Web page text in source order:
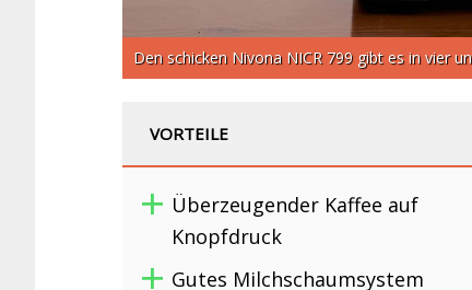
Den schicken Nivona NICR 799 gibt es in vier
VORTEILE
Überzeugender Kaffee auf
Knopfdruck
Gutes Milchschaumsystem